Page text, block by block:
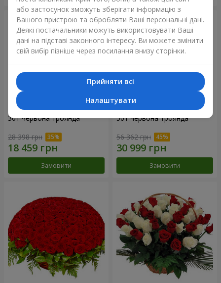
301 червона троянда
28 398 грн
Замовити
501 червона троянда
56 362 грн
Замовити
або застосунок зможуть зберігати інформацію з
Вашого пристрою та обробляти Ваші персональні дані.
Деякі постачальники можуть використовувати Ваші
дані на підставі законного інтересу. Ви можете змінити
свій вибір пізніше через посилання внизу сторінки.
Прийняти всі
Налаштувати